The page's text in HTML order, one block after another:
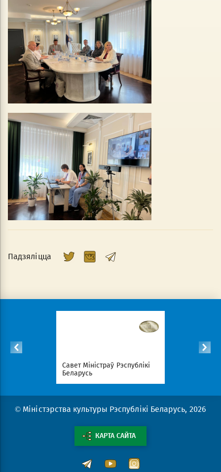
Падзяліцца
Савет Міністраў Рэспублікі
Беларусь
© Міністэрства культуры Рэспублікі Беларусь, 2026
КАРТА САЙТА